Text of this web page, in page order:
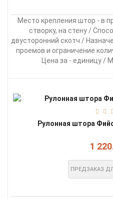
Место крепления штор - в
створку, на стену /
двусторонний скотч /
проемов и ограничение
Цена за - единицу /
Рулонная штора
1
ПРЕДЗАКАЗ